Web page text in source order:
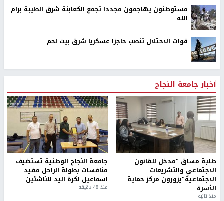
مستوطنون يهاجمون مجددا تجمع الكعابنة شرق الطيبة برام
الله
قوات الاحتلال تنصب حاجزا عسكريا شرق بيت لحم
أخبار جامعة النجاح
طلبة مساق "مدخل للقانون
الاجتماعي والتشريعات
الاجتماعية"يزورون مركز حماية
الأسرة
منذ ثانية
جامعة النجاح الوطنية تستضيف
منافسات بطولة الراحل مفيد
اسماعيل لكرة اليد للناشئين
منذ 48 دقيقة